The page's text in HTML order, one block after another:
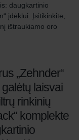
daugkartinio
įdėklui. Įsitikinkite,
ištraukiamo oro
„Zehnder“
laisvai
rinkinių
komplekte